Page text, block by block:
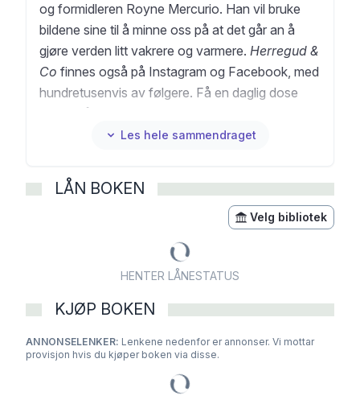
og formidleren Royne Mercurio. Han vil bruke
bildene sine til å minne oss på at det går an å
gjøre verden litt vakrere og varmere. Herregud &
Co finnes også på Instagram og Facebook, med
hundretusenvis av følgere. Få en daglig dose
For et opplegg!Les hele sammendraget
LÅN BOKEN
Velg bibliotek
HENTER LÅNESTATUS
KJØP BOKEN
ANNONSELENKER: Lenkene nedenfor er annonser. Vi mottar
provisjon hvis du kjøper boken via disse.